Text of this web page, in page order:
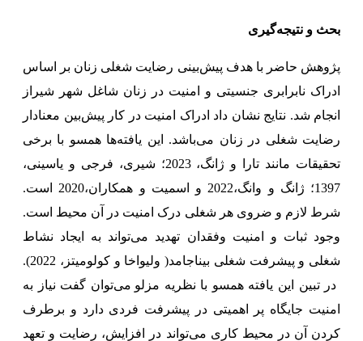
بحث و نتیجه‌گیری
پژوهش حاضر با هدف پیش‌بینی رضایت شغلی زنان بر اساس
ادراک نابرابری جنسیتی و امنیت در زنان شاغل شهر شیراز
انجام شد. نتایج نشان داد ادراک امنیت در کار پیش‌بین معنادار
رضایت شغلی در زنان می‌باشد. این یافته‌ها همسو با برخی
تحقیقات مانند
تارا و ژانگ، 2023؛ شیری، فرجی و یاسینی،
1397؛ ژانگ و وانگ،2022 و اسمیت و همکاران،2020
است.
شرط لازم و ضروی هر شغلی درک امنیت در آن محیط است.
وجود ثبات و امنیت وفقدان تهدید می‌تواند به ایجاد نشاط
شغلی و پیشرفت شغلی بیناجامد( ولیواخا و کولومیتز، 2022).
در تبین این یافته همسو با نظریه مزلو می‌توان گفت نیاز به
امنیت جایگاه پر اهمیتی در پیشرفت فردی دارد و برطرف
کردن آن در محیط کاری می‌تواند در افزایش، رضایت و تعهد